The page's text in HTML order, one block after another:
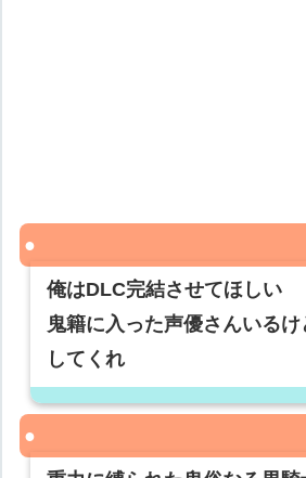
俺はDLC完結させてほしい
鬼籍に入った声優さんいる
してくれ